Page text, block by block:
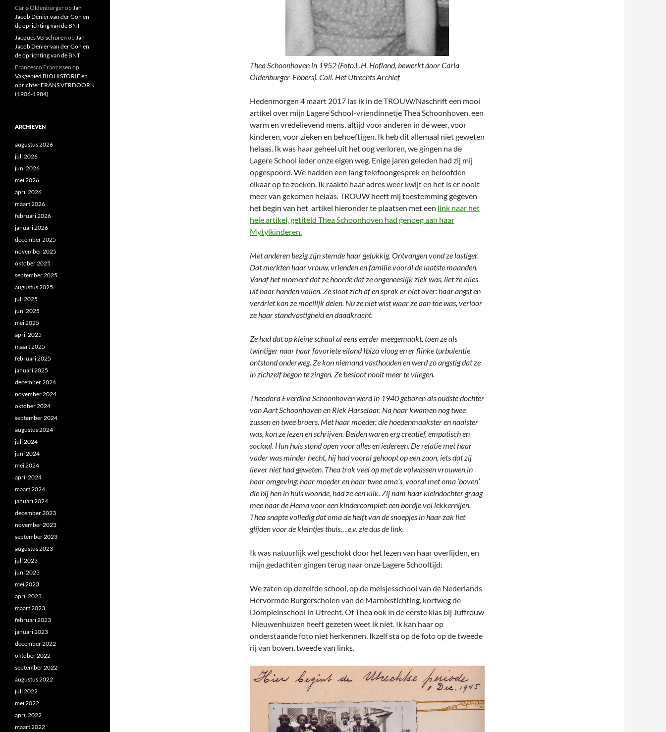
Thea Schoonhoven in 1952 (Foto.L.H. Hofland, bewerkt door Carla
Oldenburger-Ebbers). Coll. Het Utrechts Archief
Hedenmorgen 4 maart 2017 las ik in de TROUW/Naschrift een mooi
artikel over mijn Lagere School-vriendinnetje Thea Schoonhoven, een
warm en vredelievend mens, altijd voor anderen in de weer, voor
kinderen, voor zieken en behoeftigen. Ik heb dit allemaal niet geweten
helaas. Ik was haar geheel uit het oog verloren, we gingen na de
Lagere School ieder onze eigen weg. Enige jaren geleden had zij mij
opgespoord. We hadden een lang telefoongesprek en beloofden
elkaar op te zoeken. Ik raakte haar adres weer kwijt en het is er nooit
meer van gekomen helaas. TROUW heeft mij toestemming gegeven
het begin van het artikel hieronder te plaatsen met een link naar het
hele artikel, getiteld Thea Schoonhoven had genoeg aan haar
Mytylkinderen.
Met anderen bezig zijn stemde haar gelukkig. Ontvangen vond ze lastiger.
Dat merkten haar vrouw, vrienden en familie vooral de laatste maanden.
Vanaf het moment dat ze hoorde dat ze ongeneeslijk ziek was, liet ze alles
uit haar handen vallen. Ze sloot zich af en sprak er niet over: haar angst en
verdriet kon ze moeilijk delen. Nu ze niet wist waar ze aan toe was, verloor
ze haar standvastigheid en daadkracht.
Ze had dat op kleine schaal al eens eerder meegemaakt, toen ze als
twintiger naar haar favoriete eiland Ibiza vloog en er flinke turbulentie
ontstond onderweg. Ze kon niemand vasthouden en werd zo angstig dat ze
in zichzelf begon te zingen. Ze besloot nooit meer te vliegen.
Theodora Everdina Schoonhoven werd in 1940 geboren als oudste dochter
van Aart Schoonhoven en Riek Harselaar. Na haar kwamen nog twee
zussen en twee broers. Met haar moeder, die hoedenmaakster en naaister
was, kon ze lezen en schrijven. Beiden waren erg creatief, empatisch en
sociaal. Hun huis stond open voor alles en iedereen. De relatie met haar
vader was minder hecht, hij had vooral gehoopt op een zoon, iets dat zij
liever niet had geweten. Thea trok veel op met de volwassen vrouwen in
haar omgeving: haar moeder en haar twee oma’s, vooral met oma ‘boven’,
die bij hen in huis woonde, had ze een klik. Zij nam haar kleindochter graag
mee naar de Hema voor een kindercomplet: een bordje vol lekkernijen.
Thea snapte volledig dat oma de helft van de snoepjes in haar zak liet
glijden voor de kleintjes thuis….e.v. zie dus de link.
Ik was natuurlijk wel geschokt door het lezen van haar overlijden, en
mijn gedachten gingen terug naar onze Lagere Schooltijd:
We zaten op dezelfde school, op de meisjesschool van de Nederlands
Hervormde Burgerscholen van de Marnixstichting, kortweg de
Dompleinschool in Utrecht. Of Thea ook in de eerste klas bij Juffrouw
Nieuwenhuizen heeft gezeten weet ik niet. Ik kan haar op
onderstaande foto niet herkennen. Ikzelf sta op de foto op de tweede
rij van boven, tweede van links.
Carla Oldenburgerop Jan
Jacob Denier van der Gon en
de oprichting van de BNT
Jacques Verschuren op Jan
Jacob Denier van der Gon en
de oprichting van de BNT
Francesco Francissen op
Vakgebied BIOHISTORIE en
oprichter FRANS VERDOORN
(1906-1984)
ARCHIEVEN
augustus 2026
juli 2026
juni 2026
mei 2026
april 2026
maart 2026
februari 2026
januari 2026
december 2025
november 2025
oktober 2025
september 2025
augustus 2025
juli 2025
juni 2025
mei 2025
april 2025
maart 2025
februari 2025
januari 2025
december 2024
november 2024
oktober 2024
september 2024
augustus 2024
juli 2024
juni 2024
mei 2024
april 2024
maart 2024
januari 2024
december 2023
november 2023
september 2023
augustus 2023
juli 2023
juni 2023
mei 2023
april 2023
maart 2023
februari 2023
januari 2023
december 2022
oktober 2022
september 2022
augustus 2022
juli 2022
mei 2022
april 2022
maart 2022